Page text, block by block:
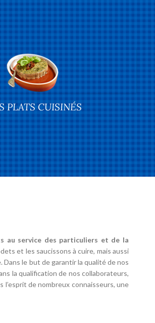
PLATS CUISINÉS
au service des particuliers et de la
et les saucissons à cuire, mais aussi
le but de garantir la qualité de nos
la qualification de nos collaborateurs,
l’esprit de nombreux connaisseurs, une